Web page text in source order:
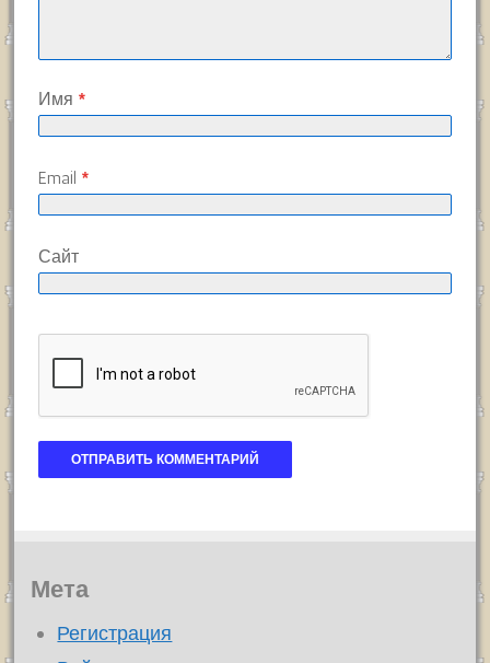
Имя *
Email *
Сайт
Мета
Регистрация